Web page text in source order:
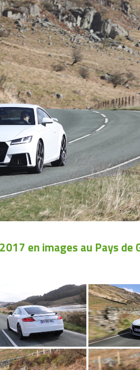
2017 en images au Pays de